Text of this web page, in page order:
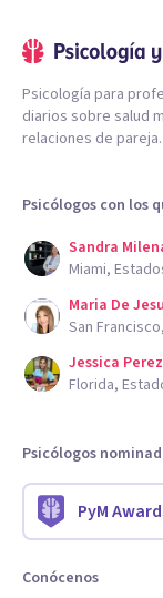
Psicología para
diarios sobre salud
relaciones de pareja.
Psicólogos con los
Sandra
Miami,
Maria De
San
Jessica
Florida,
Psicólogos
PyM
Conócenos